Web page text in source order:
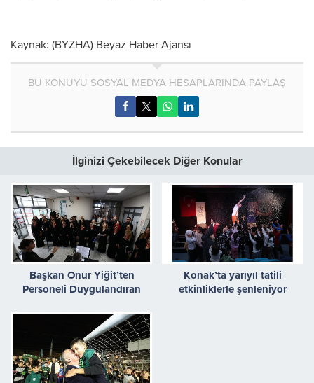
Kaynak: (BYZHA) Beyaz Haber Ajansı
BU KONUYU SOSYAL MEDYA HESAPLARINDA PAYLAŞ
İlginizi Çekebilecek Diğer Konular
Başkan Onur Yiğit’ten
Personeli Duygulandıran
Konak’ta yarıyıl tatili
etkinliklerle şenleniyor